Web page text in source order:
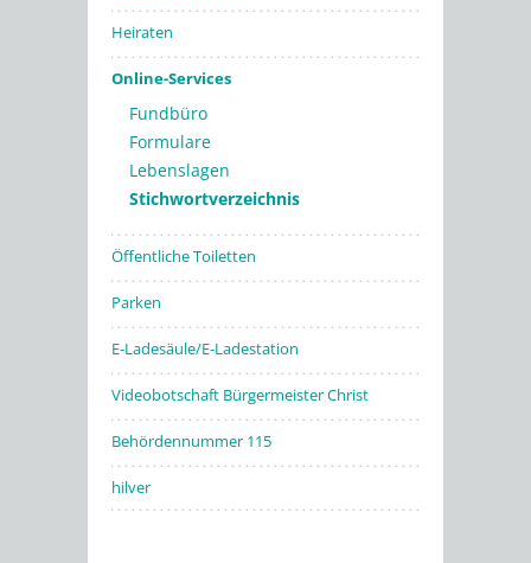
Heiraten
Online-Services
Fundbüro
Formulare
Lebenslagen
Stichwortverzeichnis
Öffentliche Toiletten
Parken
E-Ladesäule/E-Ladestation
Videobotschaft Bürgermeister Christ
Behördennummer 115
hilver